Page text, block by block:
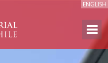
ENGLISH